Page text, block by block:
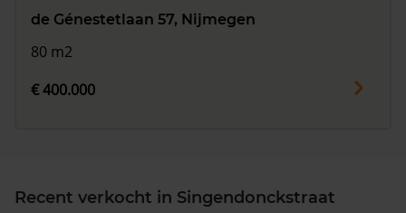
de Génestetlaan 57, Nijmegen
80 m2
€ 400.000
Recent verkocht in Singendonckstraat